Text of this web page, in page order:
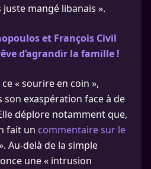
juste mangé libanais ».
et François Civil
d’agrandir la famille !
« sourire en coin »,
son exaspération face à de
déplore notamment que,
fait un commentaire sur le
Au-delà de la simple
une « intrusion